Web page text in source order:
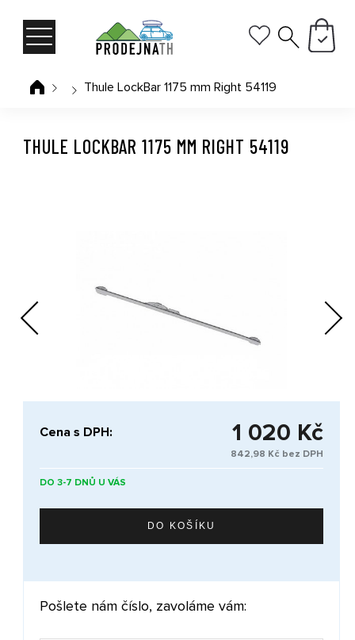
Thule LockBar 1175 mm Right 54119
Previous Next
THULE LOCKBAR 1175 MM RIGHT 54119
Cena s DPH: 1 020 Kč
842,98 Kč bez DPH
DO 3-7 DNŮ U VÁS
Pošlete nám číslo, zavoláme vám: